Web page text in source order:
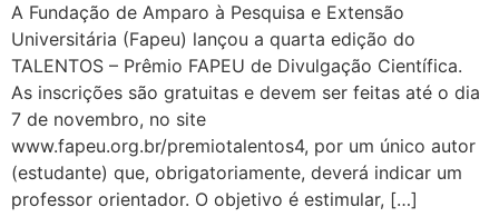
A Fundação de Amparo à Pesquisa e Extensão
Universitária (Fapeu) lançou a quarta edição do
TALENTOS – Prêmio FAPEU de Divulgação Científica.
As inscrições são gratuitas e devem ser feitas até o dia
7 de novembro, no site
www.fapeu.org.br/premiotalentos4, por um único autor
(estudante) que, obrigatoriamente, deverá indicar um
professor orientador. O objetivo é estimular, […]